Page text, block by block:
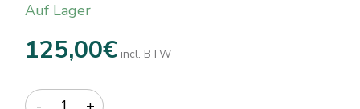
Auf Lager
125,00€ incl. BTW
Quantity